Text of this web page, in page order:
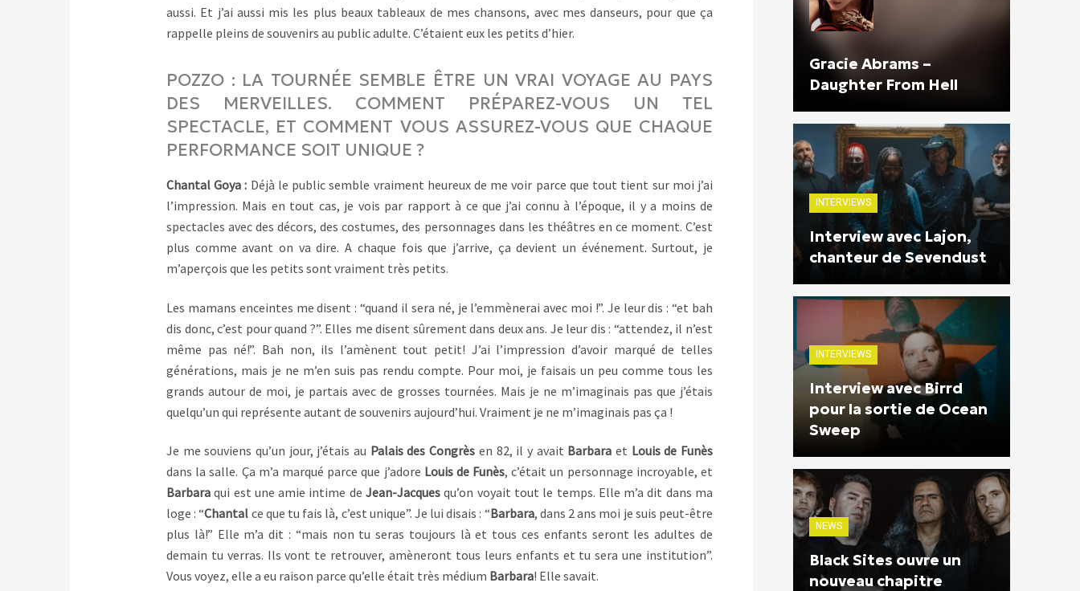
aussi. Et j’ai aussi mis les plus beaux tableaux de mes chansons, avec mes danseurs, pour que ça
rappelle pleins de souvenirs au public adulte. C’étaient eux les petits d’hier.
POZZO : LA TOURNÉE SEMBLE ÊTRE UN VRAI VOYAGE AU PAYS
DES MERVEILLES. COMMENT PRÉPAREZ-VOUS UN TEL
SPECTACLE, ET COMMENT VOUS ASSUREZ-VOUS QUE CHAQUE
PERFORMANCE SOIT UNIQUE ?
Chantal Goya : Déjà le public semble vraiment heureux de me voir parce que tout tient sur moi j’ai
l’impression. Mais en tout cas, je vois par rapport à ce que j’ai connu à l’époque, il y a moins de
spectacles avec des décors, des costumes, des personnages dans les théâtres en ce moment. C’est
plus comme avant on va dire. A chaque fois que j’arrive, ça devient un événement. Surtout, je
m’aperçois que les petits sont vraiment très petits.
Les mamans enceintes me disent : “quand il sera né, je l’emmènerai avec moi !”. Je leur dis : “et bah
dis donc, c’est pour quand ?”. Elles me disent sûrement dans deux ans. Je leur dis : “attendez, il n’est
même pas né!”. Bah non, ils l’amènent tout petit! J’ai l’impression d’avoir marqué de telles
générations, mais je ne m’en suis pas rendu compte. Pour moi, je faisais un peu comme tous les
grands autour de moi, je partais avec de grosses tournées. Mais je ne m’imaginais pas que j’étais
quelqu’un qui représente autant de souvenirs aujourd’hui. Vraiment je ne m’imaginais pas ça !
Je me souviens qu’un jour, j’étais au Palais des Congrès en 82, il y avait Barbara et Louis de Funès
dans la salle. Ça m’a marqué parce que j’adore Louis de Funès, c’était un personnage incroyable, et
Barbara qui est une amie intime deJean-Jacques qu’on voyait tout le temps. Elle m’a dit dans ma
loge : “Chantal ce que tu fais là, c’est unique”. Je lui disais : “Barbara, dans 2 ans moi je suis peut-être
plus là!” Elle m’a dit : “mais non tu seras toujours là et tous ces enfants seront les adultes de
demain tu verras. Ils vont te retrouver, amèneront tous leurs enfants et tu sera une institution”.
Vous voyez, elle a eu raison parce qu’elle était très médium Barbara! Elle savait.
Gracie Abrams –
Daughter From Hell
INTERVIEWS
Interview avec Lajon,
chanteur de Sevendust
INTERVIEWS
Interview avec Birrd
pour la sortie de Ocean
Sweep
NEWS
Black Sites ouvre un
nouveau chapitre